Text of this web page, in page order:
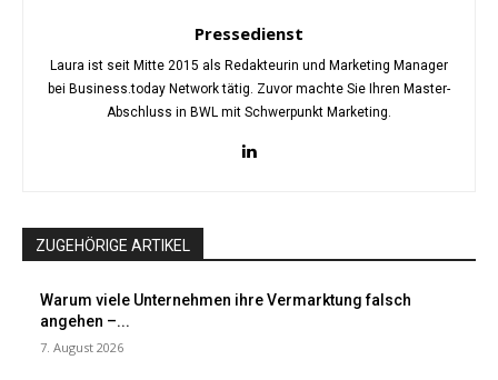
Pressedienst
Laura ist seit Mitte 2015 als Redakteurin und Marketing Manager
bei Business.today Network tätig. Zuvor machte Sie Ihren Master-
Abschluss in BWL mit Schwerpunkt Marketing.
ZUGEHÖRIGE ARTIKEL
Warum viele Unternehmen ihre Vermarktung falsch
angehen –...
7. August 2026